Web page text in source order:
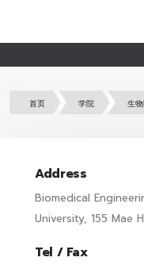
首页 学院 生
Address
Biomedical
University, 155 Mae
Tel / Fax